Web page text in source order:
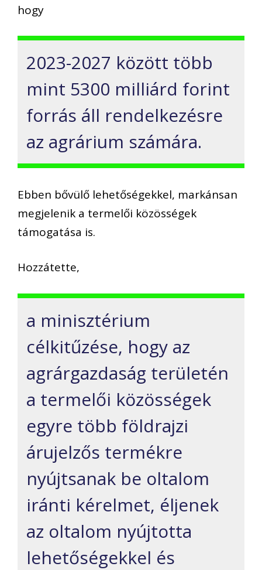
hogy
2023-2027 között több
mint 5300 milliárd forint
forrás áll rendelkezésre
az agrárium számára.
Ebben bővülő lehetőségekkel, markánsan
megjelenik a termelői közösségek
támogatása is.
Hozzátette,
a minisztérium
célkitűzése, hogy az
agrárgazdaság területén
a termelői közösségek
egyre több földrajzi
árujelzős termékre
nyújtsanak be oltalom
iránti kérelmet, éljenek
az oltalom nyújtotta
lehetőségekkel és